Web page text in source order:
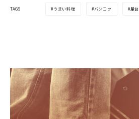
TAGS うまい料理 バンコク 屋台